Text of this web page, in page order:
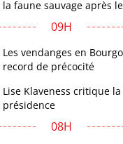
la faune sauvage après
09H
Les vendanges en
record de précocité
Lise Klaveness critique la
présidence
08H